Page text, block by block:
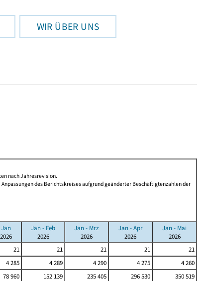
WIR ÜBER UNS
nach Jahresrevision.
des Berichtskreises aufgrund geänderter Beschäftigtenzahlen der
Jan
2026
Jan - Feb
2026
Jan - Mrz
2026
Jan - Apr
2026
Jan - Mai
2026
21 21 21 21
21
4 285 4 289 4 290 4 275
4 260
78 960 152 139 235 405 296 530
350 519